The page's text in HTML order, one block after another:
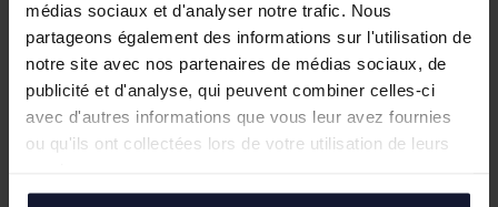
médias sociaux et d'analyser notre trafic. Nous
partageons également des informations sur l'utilisation de
notre site avec nos partenaires de médias sociaux, de
publicité et d'analyse, qui peuvent combiner celles-ci
avec d'autres informations que vous leur avez fournies
ou qu'ils ont collectées lors de votre utilisation de leurs
Nos biens similaires